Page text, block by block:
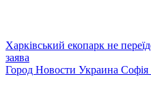
Харківський екопарк не
заява
Город Новости Украина